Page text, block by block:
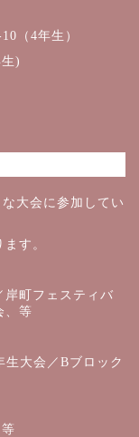
（4年生）
)
大会に参加してい
す。
岸町フェスティバ
、等
生大会／Bブロック